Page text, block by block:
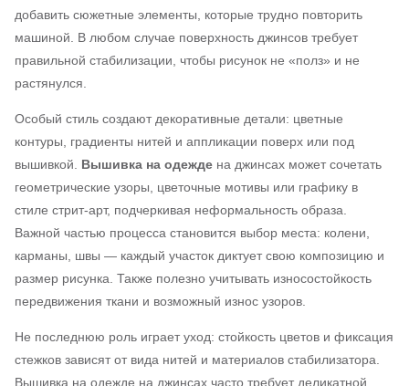
добавить сюжетные элементы, которые трудно повторить
машиной. В любом случае поверхность джинсов требует
правильной стабилизации, чтобы рисунок не «полз» и не
растянулся.
Особый стиль создают декоративные детали: цветные
контуры, градиенты нитей и аппликации поверх или под
вышивкой. Вышивка на одеждена джинсах может сочетать
геометрические узоры, цветочные мотивы или графику в
стиле стрит-арт, подчеркивая неформальность образа.
Важной частью процесса становится выбор места: колени,
карманы, швы — каждый участок диктует свою композицию и
размер рисунка. Также полезно учитывать износостойкость
передвижения ткани и возможный износ узоров.
Не последнюю роль играет уход: стойкость цветов и фиксация
стежков зависят от вида нитей и материалов стабилизатора.
Вышивка на одежде на джинсах часто требует деликатной